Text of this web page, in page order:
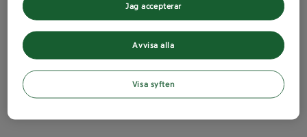
Avvisa alla
Jag accepterar
Visa syften